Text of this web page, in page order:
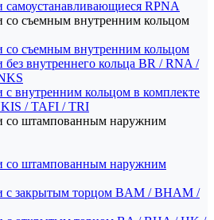
RPNA
съемным внутренним кольцом
съемным внутренним кольцом
внутреннего кольца BR / RNA /
внутренним кольцом в комплекте
/ TAFI / TRI
со штампованным наружним
со штампованным наружним
с закрытым торцом BAM / BHAM /